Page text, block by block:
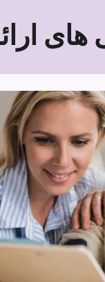
فرم
ها
و
خط
مشی
های
ارائه